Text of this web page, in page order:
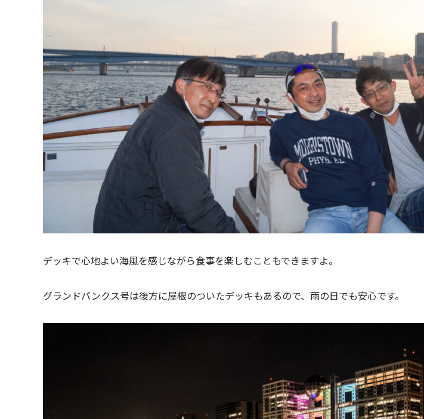
デッキで心地よい海風を感じながら食事を楽しむこともできますよ。
グランドバンクス号は後方に屋根のついたデッキもあるので、雨の日でも安心です。